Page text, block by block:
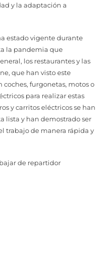
y la adaptación a
estado vigente durante
la pandemia que
los restaurantes y las
que han visto este
furgonetas, motos o
para realizar estas
y carritos eléctricos se han
lista y han demostrado ser
trabajo de manera rápida y